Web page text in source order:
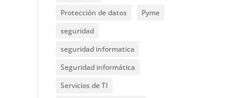
Protección de datos
Pyme
seguridad
seguridad informatica
Seguridad informática
Servicios de TI